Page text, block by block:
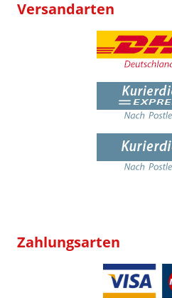
Versandarten
Zahlungsarten